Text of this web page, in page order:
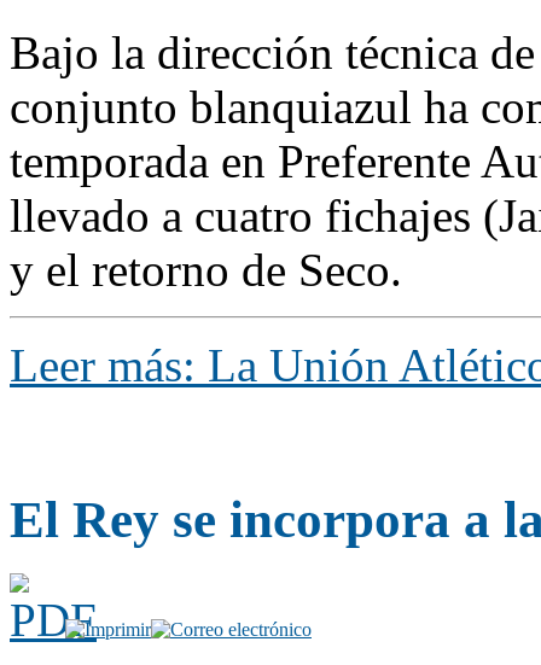
Bajo la dirección técnica
conjunto blanquiazul ha
temporada en Preferente
llevado a cuatro fichajes
y el retorno de Seco.
Leer más: La Unión
El Rey se incorpora a